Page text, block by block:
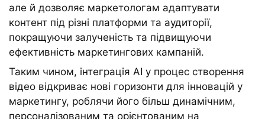
але й дозволяє маркетологам адаптувати
контент під різні платформи та аудиторії,
покращуючи залученість та підвищуючи
ефективність маркетингових кампаній.
Таким чином, інтеграція AI у процес створення
відео відкриває нові горизонти для інновацій у
маркетингу, роблячи його більш динамічним,
персоналізованим та орієнтованим на